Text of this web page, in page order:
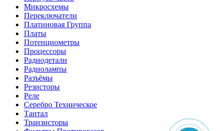
Микросхемы
Переключатели
Платиновая Группа
Платы
Потенциометры
Процессоры
Радиодетали
Радиолампы
Разъёмы
Резисторы
Реле
Серебро Техническое
Тантал
Транзисторы